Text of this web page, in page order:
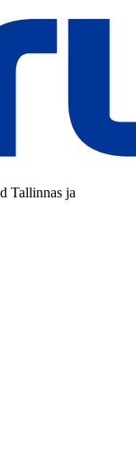
Tallinnas ja